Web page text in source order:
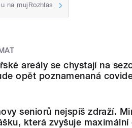
na mujRozhlas
areály se chystají na
opět poznamenaná
seniorů nejspíš zdraží.
která zvyšuje maximální